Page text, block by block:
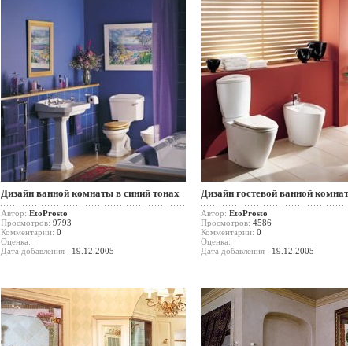
Дизайн ванной комнаты в синий тонах
Автор: EtoProsto
Просмотров: 9793
Комментарии: 0
Оценка:
Дата добавления : 19.12.2005
Дизайн гостевой ванной
Автор: EtoProsto
Просмотров: 4586
Комментарии: 0
Оценка:
Дата добавления : 19.12.2005